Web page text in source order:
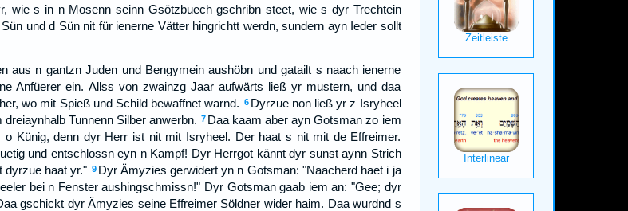
wie s in n Mosenn seinn Gsötzbuech gschribn steet, wie s dyr Trechtein
und d Sün nit für ienerne Vätter hingrichtt werdn, sundern ayn Ieder sollt
aus n gantzn Juden und Bengymein aushöbn und gatailt s naach ienerne
Anfüerer ein. Allss von zwainzg Jaar aufwärts ließ yr mustern, und daa
wo mit Spieß und Schild bewaffnet warnd. 6 Dyrzue non ließ yr z Isryheel
Tunnenn Silber anwerbn. 7 Daa kaam aber ayn Gotsman zo iem
o Künig, denn dyr Herr ist nit mit Isryheel. Der haat s nit mit de Effreimer.
und entschlossn eyn n Kampf! Dyr Herrgot kännt dyr sunst aynn Strich
dyrzue haat yr." 9 Dyr Ämyzies gerwidert yn n Gotsman: "Naacherd haet i ja
bei n Fenster aushingschmissn!" Dyr Gotsman gaab iem an: "Gee; dyr
gschickt dyr Ämyzies seine Effreimer Söldner wider haim. Daa wurdnd s